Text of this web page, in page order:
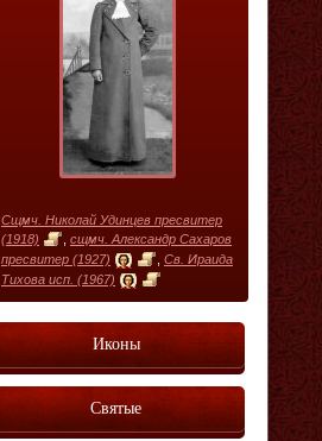
Сщмч. Николай Удинцев пресвитер
(1918)
сщмч. Александр Сахаров
пресвитер (1927)
Св. Ираида
Тихова исп. (1967)
Иконы
Святые